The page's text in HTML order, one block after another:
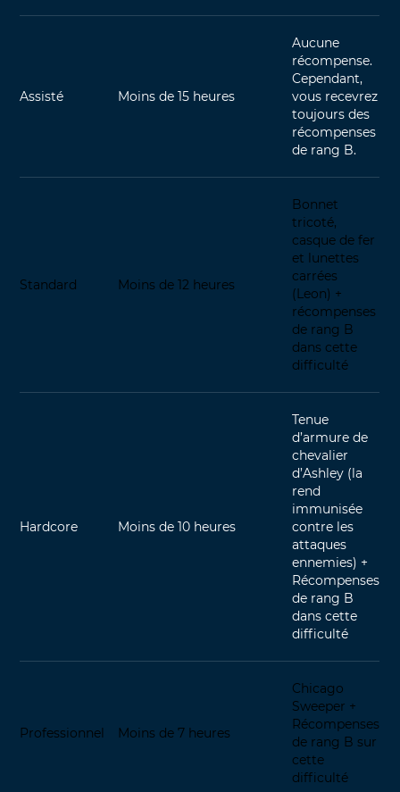
Assisté Moins de 15 heures
Aucune
récompense.
Cependant,
vous recevrez
toujours des
récompenses
de rang B.
Standard Moins de 12 heures
Bonnet
tricoté,
casque de fer
et lunettes
carrées
(Leon) +
récompenses
de rang B
dans cette
difficulté
Hardcore Moins de 10 heures
Tenue
d’armure de
chevalier
d’Ashley (la
rend
immunisée
contre les
attaques
ennemies) +
Récompenses
de rang B
dans cette
difficulté
Professionnel Moins de 7 heures
Chicago
Sweeper +
Récompenses
de rang B sur
cette
difficulté